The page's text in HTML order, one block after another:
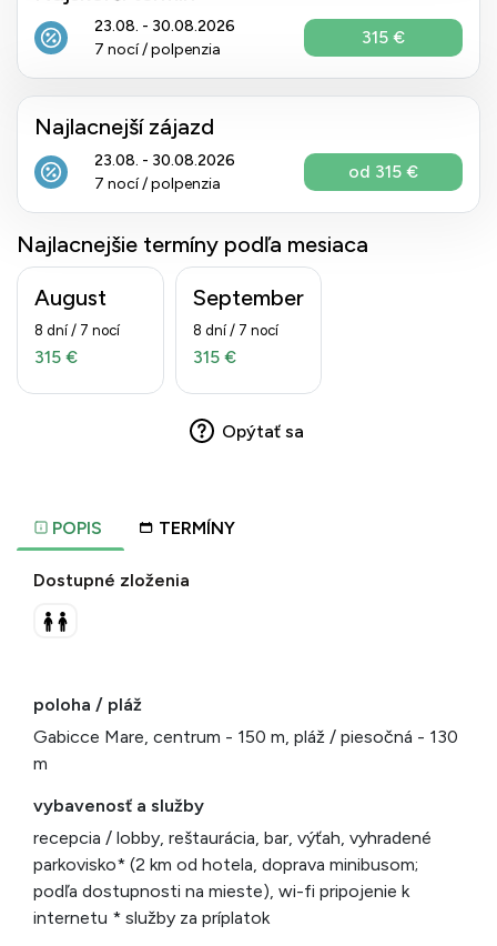
POPIS TERMÍNY
Dostupné zloženia
poloha / pláž
Gabicce Mare, centrum - 150 m, pláž / piesočná - 130
m
vybavenosť a služby
recepcia / lobby, reštaurácia, bar, výťah, vyhradené
parkovisko* (2 km od hotela, doprava minibusom;
podľa dostupnosti na mieste), wi-fi pripojenie k
internetu * služby za príplatok
23.08. - 30.08.2026
7 nocí / polpenzia
315 €
Najlacnejší zájazd
23.08. - 30.08.2026
7 nocí / polpenzia
od 315 €
Najlacnejšie termíny podľa mesiaca
August
8 dní / 7 nocí
315 €
September
8 dní / 7 nocí
315 €
Opýtať sa